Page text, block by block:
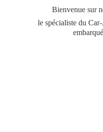
Bienvenue sur
le spécialiste du